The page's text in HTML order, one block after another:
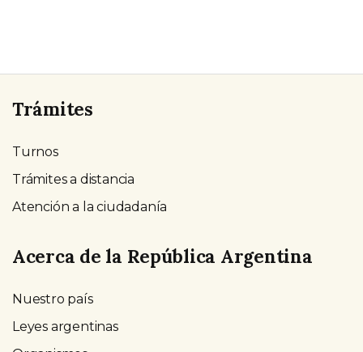
Trámites
Turnos
Trámites a distancia
Atención a la ciudadanía
Acerca de la República Argentina
Nuestro país
Leyes argentinas